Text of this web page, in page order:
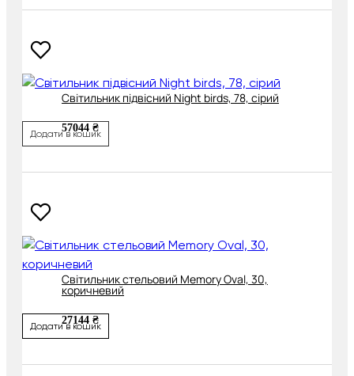
Світильник підвісний Night birds, 78, сірий
57044 ₴
Додати в кошик
Світильник стельовий Memory Oval, 30,
коричневий
27144 ₴
Додати в кошик